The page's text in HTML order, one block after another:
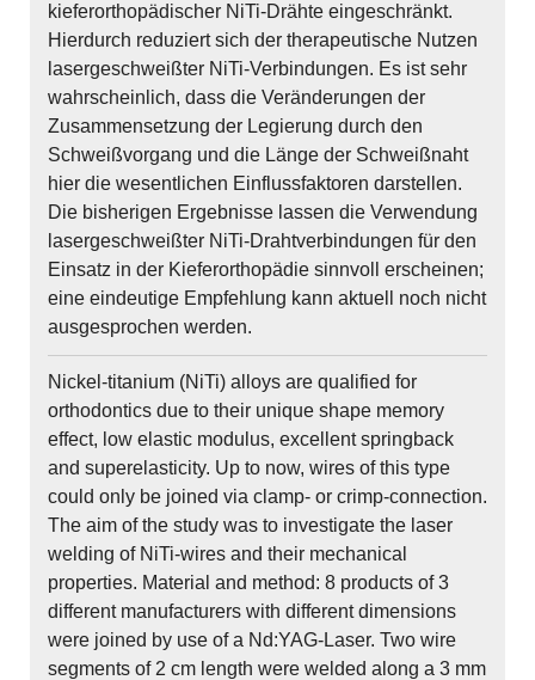
kieferorthopädischer NiTi-Drähte eingeschränkt.
Hierdurch reduziert sich der therapeutische Nutzen
lasergeschweißter NiTi-Verbindungen. Es ist sehr
wahrscheinlich, dass die Veränderungen der
Zusammensetzung der Legierung durch den
Schweißvorgang und die Länge der Schweißnaht
hier die wesentlichen Einflussfaktoren darstellen.
Die bisherigen Ergebnisse lassen die Verwendung
lasergeschweißter NiTi-Drahtverbindungen für den
Einsatz in der Kieferorthopädie sinnvoll erscheinen;
eine eindeutige Empfehlung kann aktuell noch nicht
ausgesprochen werden.
Nickel-titanium (NiTi) alloys are qualified for
orthodontics due to their unique shape memory
effect, low elastic modulus, excellent springback
and superelasticity. Up to now, wires of this type
could only be joined via clamp- or crimp-connection.
The aim of the study was to investigate the laser
welding of NiTi-wires and their mechanical
properties. Material and method: 8 products of 3
different manufacturers with different dimensions
were joined by use of a Nd:YAG-Laser. Two wire
segments of 2 cm length were welded along a 3 mm